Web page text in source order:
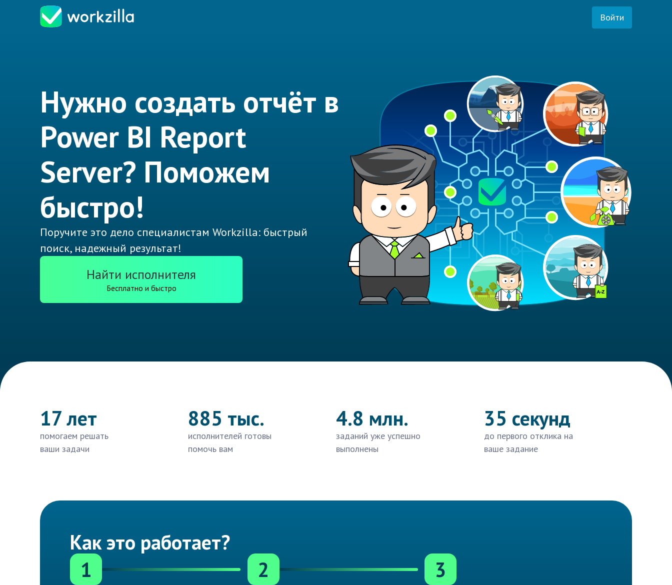
Войти
Нужно создать отчёт в
Power BI Report
Server? Поможем
быстро!
Поручите это дело специалистам Workzilla: быстрый
поиск, надежный результат!
Найти исполнителя
Бесплатно и быстро
17 лет
помогаем решать
ваши задачи
885 тыс.
исполнителей готовы
помочь вам
4.8 млн.
заданий уже успешно
выполнены
35 секунд
до первого отклика на
ваше задание
Как это работает?
1
2 3